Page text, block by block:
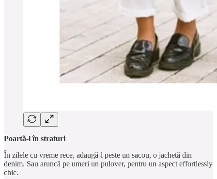
Poartă-l în straturi
În zilele cu vreme rece, adaugă-l peste un sacou, o jachetă din
denim. Sau aruncă pe umeri un pulover, pentru un aspect effortlessly
chic.